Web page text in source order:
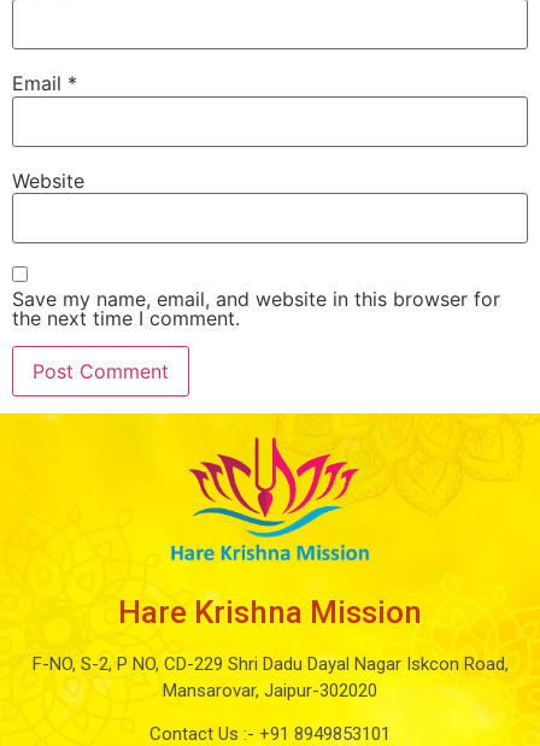
Email *
Website
Save my name, email, and website in this browser for
the next time I comment.
Hare Krishna Mission
F-NO, S-2, P NO, CD-229 Shri Dadu Dayal Nagar Iskcon Road,
Mansarovar, Jaipur-302020
Contact Us :- +91 8949853101